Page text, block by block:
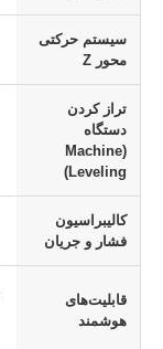
سیستم حرکتی
محور Z
تراز کردن
دستگاه
(Machine
Leveling)
کالیبراسیون
فشار و جریان
قابلیت‌های
هوشمند